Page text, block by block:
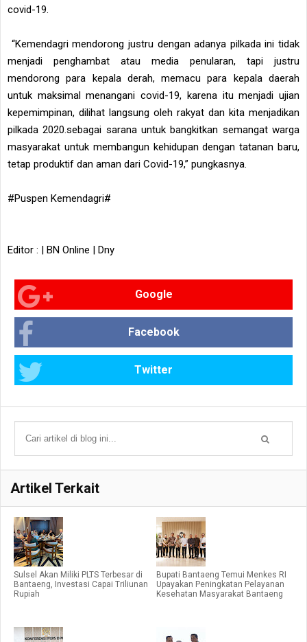
covid-19.
“Kemendagri mendorong justru dengan adanya pilkada ini tidak
menjadi penghambat atau media penularan, tapi justru
mendorong para kepala derah, memacu para kepala daerah
untuk maksimal menangani covid-19, karena itu menjadi ujian
kepemimpinan, dilihat langsung oleh rakyat dan kita menjadikan
pilkada 2020.sebagai sarana untuk bangkitkan semangat warga
masyarakat untuk membangun kehidupan dengan tatanan baru,
tetap produktif dan aman dari Covid-19,” pungkasnya.
#Puspen Kemendagri#
Editor : | BN Online | Dny
Google
Facebook
Twitter
Artikel Terkait
Sulsel Akan Miliki PLTS Terbesar di
Bantaeng, Investasi Capai Triliunan
Rupiah
Bupati Bantaeng Temui Menkes RI
Upayakan Peningkatan Pelayanan
Kesehatan Masyarakat Bantaeng